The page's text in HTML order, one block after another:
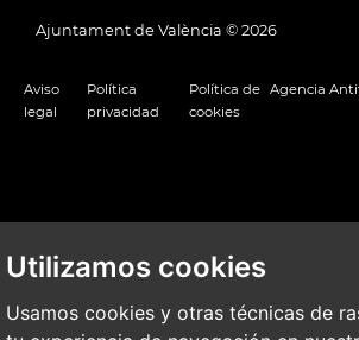
Utilizamos cookies
Usamos cookies y otras técnicas de
Ajuntament de València © 2026
Aviso
legal
Política
privacidad
Política de
cookies
Agencia